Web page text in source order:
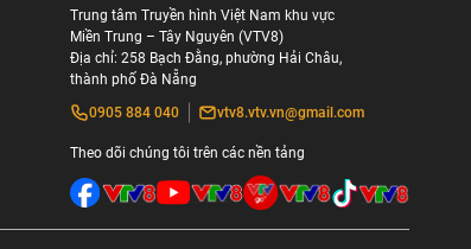
Trung tâm Truyền hình Việt Nam khu vực
Miền Trung – Tây Nguyên (VTV8)
Địa chỉ: 258 Bạch Đằng, phường Hải Châu,
thành phố Đà Nẵng
0905 884 040
vtv8.vtv.vn@gmail.com
Theo dõi chúng tôi trên các nền tảng